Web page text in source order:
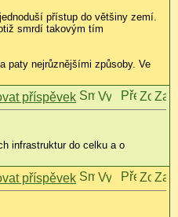
přístup do většiny zemí.
smrdí takovým tím
paty nejrůznějšími způsoby. Ve
infrastruktur do celku a o